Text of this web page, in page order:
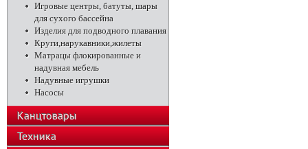
Игровые центры, батуты, шары
для сухого бассейна
Изделия для подводного плавания
Круги,нарукавники,жилеты
Матрацы флокированные и
надувная мебель
Надувные игрушки
Насосы
Канцтовары
Техника